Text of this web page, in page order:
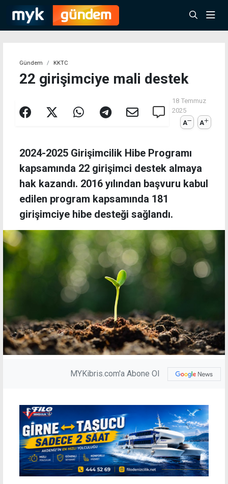
Gündem KKTC
22 girişimciye mali destek
18 Temmuz
2025
A
A
2024-2025 Girişimcilik Hibe Programı
kapsamında 22 girişimci destek almaya
hak kazandı. 2016 yılından başvuru kabul
edilen program kapsamında 181
girişimciye hibe desteği sağlandı.
MYKibris.com'a Abone Ol